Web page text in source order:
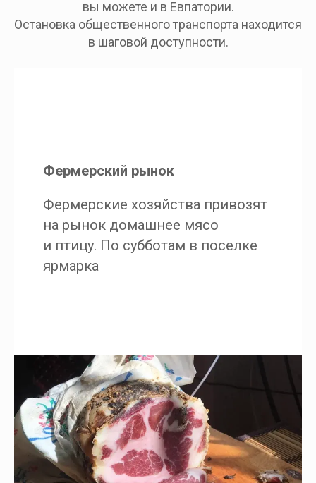
вы можете и в Евпатории.
Остановка общественного транспорта находится
в шаговой доступности.
Фермерский рынок
Фермерские хозяйства привозят
на рынок домашнее мясо
и птицу. По субботам в поселке
ярмарка